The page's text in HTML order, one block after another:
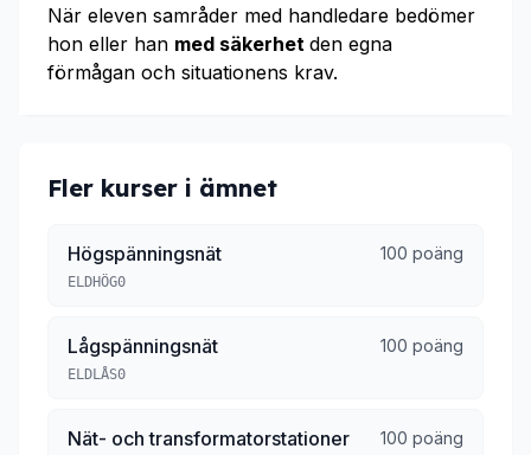
När eleven samråder med handledare bedömer
hon eller han med säkerhet den egna
förmågan och situationens krav.
Fler kurser i ämnet
Högspänningsnät 100 poäng
ELDHÖG0
Lågspänningsnät 100 poäng
ELDLÅS0
Nät- och transformatorstationer 100 poäng